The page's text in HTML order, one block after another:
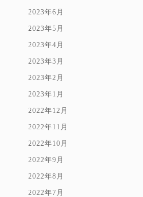
2023年6月
2023年5月
2023年4月
2023年3月
2023年2月
2023年1月
2022年12月
2022年11月
2022年10月
2022年9月
2022年8月
2022年7月